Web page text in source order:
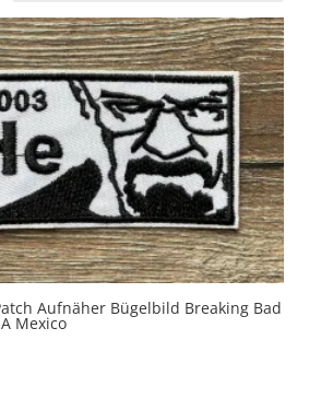
Aufnäher Bügelbild Breaking Bad
Mexico